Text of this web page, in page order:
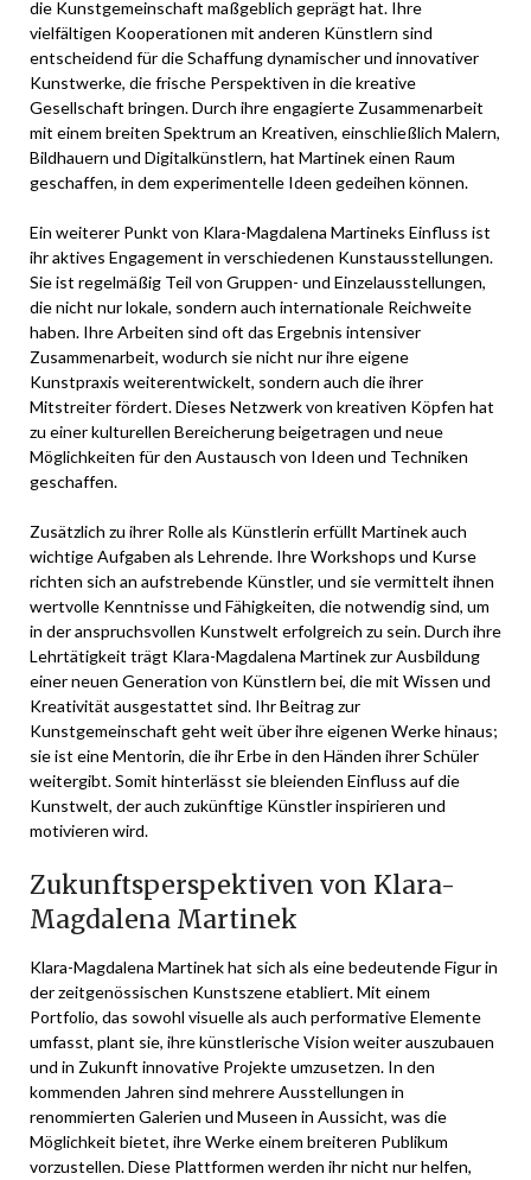
die Kunstgemeinschaft maßgeblich geprägt hat. Ihre
vielfältigen Kooperationen mit anderen Künstlern sind
entscheidend für die Schaffung dynamischer und innovativer
Kunstwerke, die frische Perspektiven in die kreative
Gesellschaft bringen. Durch ihre engagierte Zusammenarbeit
mit einem breiten Spektrum an Kreativen, einschließlich Malern,
Bildhauern und Digitalkünstlern, hat Martinek einen Raum
geschaffen, in dem experimentelle Ideen gedeihen können.
Ein weiterer Punkt von Klara-Magdalena Martineks Einfluss ist
ihr aktives Engagement in verschiedenen Kunstausstellungen.
Sie ist regelmäßig Teil von Gruppen- und Einzelausstellungen,
die nicht nur lokale, sondern auch internationale Reichweite
haben. Ihre Arbeiten sind oft das Ergebnis intensiver
Zusammenarbeit, wodurch sie nicht nur ihre eigene
Kunstpraxis weiterentwickelt, sondern auch die ihrer
Mitstreiter fördert. Dieses Netzwerk von kreativen Köpfen hat
zu einer kulturellen Bereicherung beigetragen und neue
Möglichkeiten für den Austausch von Ideen und Techniken
geschaffen.
Zusätzlich zu ihrer Rolle als Künstlerin erfüllt Martinek auch
wichtige Aufgaben als Lehrende. Ihre Workshops und Kurse
richten sich an aufstrebende Künstler, und sie vermittelt ihnen
wertvolle Kenntnisse und Fähigkeiten, die notwendig sind, um
in der anspruchsvollen Kunstwelt erfolgreich zu sein. Durch ihre
Lehrtätigkeit trägt Klara-Magdalena Martinek zur Ausbildung
einer neuen Generation von Künstlern bei, die mit Wissen und
Kreativität ausgestattet sind. Ihr Beitrag zur
Kunstgemeinschaft geht weit über ihre eigenen Werke hinaus;
sie ist eine Mentorin, die ihr Erbe in den Händen ihrer Schüler
weitergibt. Somit hinterlässt sie bleienden Einfluss auf die
Kunstwelt, der auch zukünftige Künstler inspirieren und
motivieren wird.
Zukunftsperspektiven von Klara-
Magdalena Martinek
Klara-Magdalena Martinek hat sich als eine bedeutende Figur in
der zeitgenössischen Kunstszene etabliert. Mit einem
Portfolio, das sowohl visuelle als auch performative Elemente
umfasst, plant sie, ihre künstlerische Vision weiter auszubauen
und in Zukunft innovative Projekte umzusetzen. In den
kommenden Jahren sind mehrere Ausstellungen in
renommierten Galerien und Museen in Aussicht, was die
Möglichkeit bietet, ihre Werke einem breiteren Publikum
vorzustellen. Diese Plattformen werden ihr nicht nur helfen,